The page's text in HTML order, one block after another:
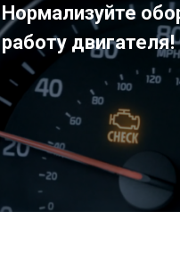
Нормализуйте
работу двигателя!